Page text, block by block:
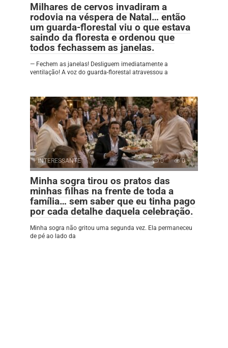
Milhares de cervos invadiram a
rodovia na véspera de Natal… então
um guarda-florestal viu o que estava
saindo da floresta e ordenou que
todos fechassem as janelas.
— Fechem as janelas! Desliguem imediatamente a
ventilação! A voz do guarda-florestal atravessou a
INTERESSANTE 0 0
Minha sogra tirou os pratos das
minhas filhas na frente de toda a
família… sem saber que eu tinha pago
por cada detalhe daquela celebração.
Minha sogra não gritou uma segunda vez. Ela permaneceu
de pé ao lado da